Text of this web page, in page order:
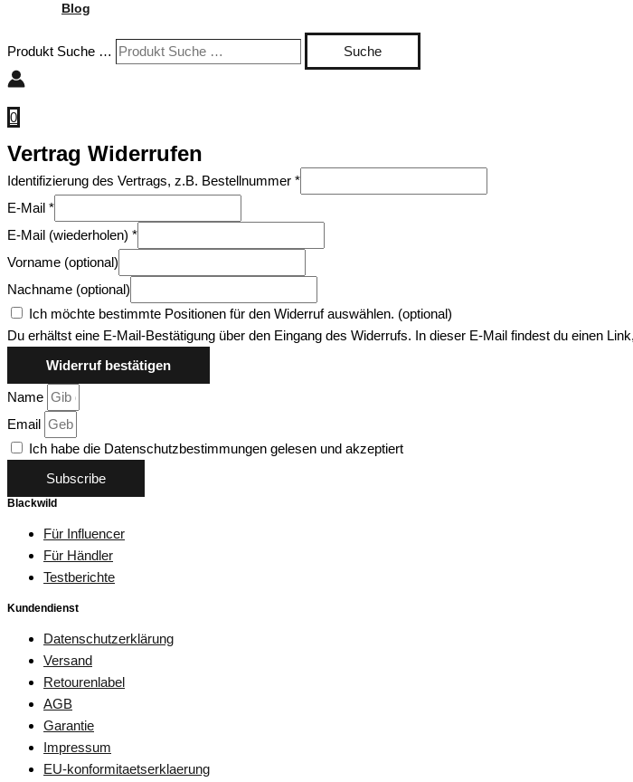
Blog
Produkt Suche … Suche
0
Vertrag Widerrufen
Identifizierung des Vertrags, z.B. Bestellnummer *
E-Mail *
E-Mail (wiederholen) *
Vorname (optional)
Nachname (optional)
Ich möchte bestimmte Positionen für den Widerruf auswählen. (optional)
Du erhältst eine E-Mail-Bestätigung über den Eingang des Widerrufs. In dieser E-Mail findest du einen
Widerruf bestätigen
Name
Email
Ich habe die Datenschutzbestimmungen gelesen und akzeptiert
Subscribe
Blackwild
Für Influencer
Für Händler
Testberichte
Kundendienst
Datenschutzerklärung
Versand
Retourenlabel
AGB
Garantie
Impressum
EU-konformitaetserklaerung